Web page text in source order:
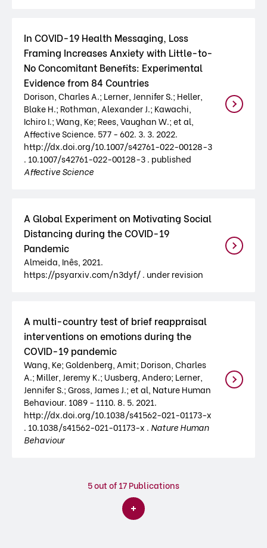
In COVID-19 Health Messaging, Loss
Framing Increases Anxiety with Little-to-
No Concomitant Benefits: Experimental
Evidence from 84 Countries
Dorison, Charles A.; Lerner, Jennifer S.; Heller,
Blake H.; Rothman, Alexander J.; Kawachi,
Ichiro I.; Wang, Ke; Rees, Vaughan W.; et al,
Affective Science. 577 - 602. 3. 3. 2022.
http://dx.doi.org/10.1007/s42761-022-00128-3
. 10.1007/s42761-022-00128-3 . published
Affective Science
A Global Experiment on Motivating Social
Distancing during the COVID-19
Pandemic
Almeida, Inês, 2021.
https://psyarxiv.com/n3dyf/ . under revision
A multi-country test of brief reappraisal
interventions on emotions during the
COVID-19 pandemic
Wang, Ke; Goldenberg, Amit; Dorison, Charles
A.; Miller, Jeremy K.; Uusberg, Andero; Lerner,
Jennifer S.; Gross, James J.; et al, Nature Human
Behaviour. 1089 - 1110. 8. 5. 2021.
http://dx.doi.org/10.1038/s41562-021-01173-x
. 10.1038/s41562-021-01173-x . Nature Human
Behaviour
5out of 17 Publications